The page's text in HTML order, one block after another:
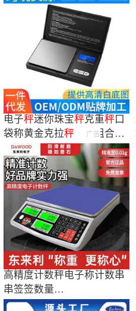
电子秤迷你珠宝秤克重秤口
袋称黄金克拉秤 电子组合称
高精度手掌称
广告
高精度计数秤电子称计数串
串签签数量
3kg/6kg/15kg/30kg工业秤